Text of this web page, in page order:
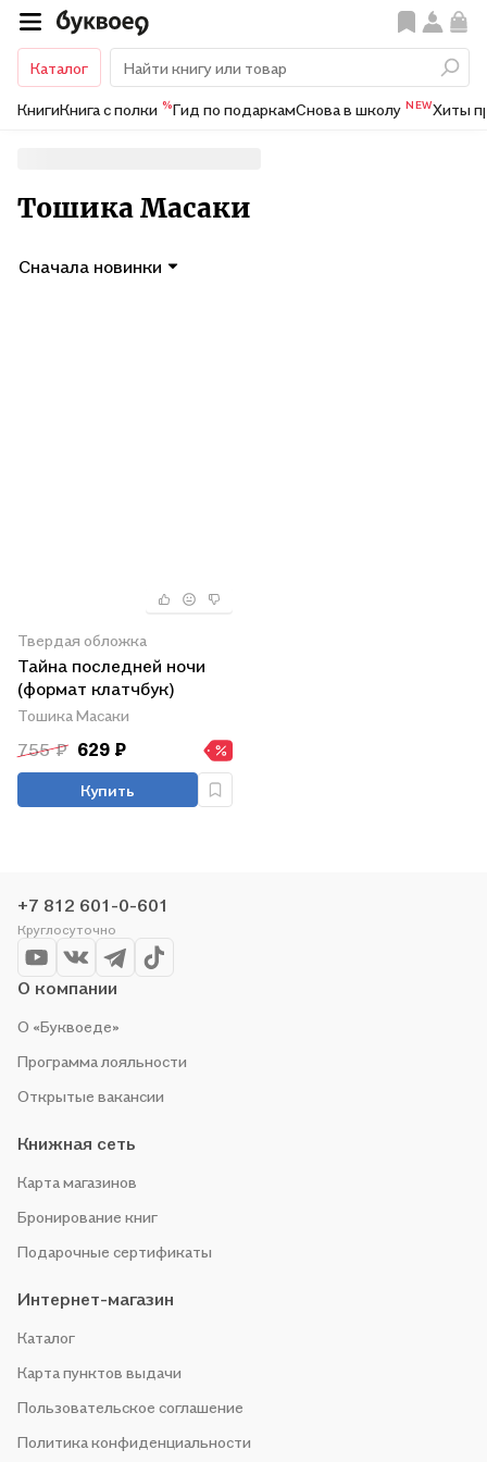
Каталог
КнигиКнига с полки %Гид по подаркамСнова в школу NEWХиты
Тошика Масаки
Сначала новинки
Твердая обложка
Тайна последней ночи
(формат клатчбук)
Тошика Масаки
755 ₽ 629 ₽
Купить
+7 812 601-0-601
Круглосуточно
О компании
О «Буквоеде»
Программа лояльности
Открытые вакансии
Книжная сеть
Карта магазинов
Бронирование книг
Подарочные сертификаты
Интернет-магазин
Каталог
Карта пунктов выдачи
Пользовательское соглашение
Политика конфиденциальности